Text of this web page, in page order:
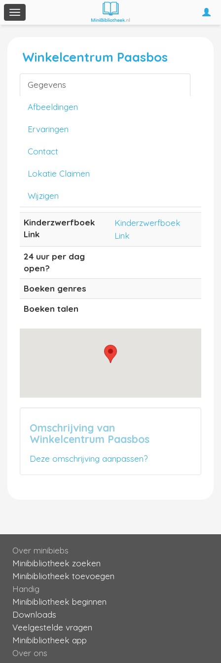
Toggle
navigation
Winkelcentrum Paasbos
Gegevens
Afbeeldingen
Ervaringen
Contact
Lokatie Claimen
Wijzigen
Kinderzwerfboek
Link
Kinderzwerfboek
Link
24 uur per dag
open?
Boeken genres
Boeken talen
Omschrijving van
Winkelcentrum Paasbos
Deze omschrijving aanpassen?
Over minibiebs
Minibibliotheek zoeken
Minibibliotheek toevoegen
Handig
Minibibliotheek beginnen
Downloads
Veelgestelde vragen
Minibibliotheek app
Over ons